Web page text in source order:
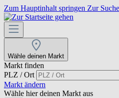
Zum Hauptinhalt springen Zur
Wähle deinen Markt
Markt finden
PLZ / Ort
Markt ändern
Wähle hier deinen Markt aus